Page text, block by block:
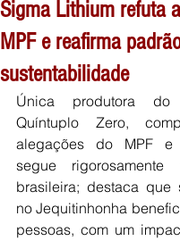
Sigma Lithium refuta
MPF e reafirma
sustentabilidade
Única produtora
Quíntuplo Zero,
alegações do MPF e
segue
brasileira; destaca que
no Jequitinhonha
pessoas, com um